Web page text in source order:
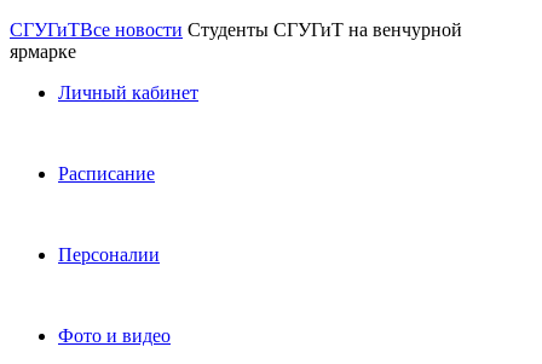
СГУГиТВсе новости Студенты СГУГиТ на венчурной
ярмарке
Личный кабинет
Расписание
Персоналии
Фото и видео